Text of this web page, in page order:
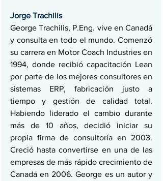
Jorge Trachilis
George Trachilis, P.Eng. vive en Canadá
y consulta en todo el mundo. Comenzó
su carrera en Motor Coach Industries en
1994, donde recibió capacitación Lean
por parte de los mejores consultores en
sistemas ERP, fabricación justo a
tiempo y gestión de calidad total.
Habiendo liderado el cambio durante
más de 10 años, decidió iniciar su
propia firma de consultoría en 2003.
Creció hasta convertirse en una de las
empresas de más rápido crecimiento de
Canadá en 2006. George es un autor y